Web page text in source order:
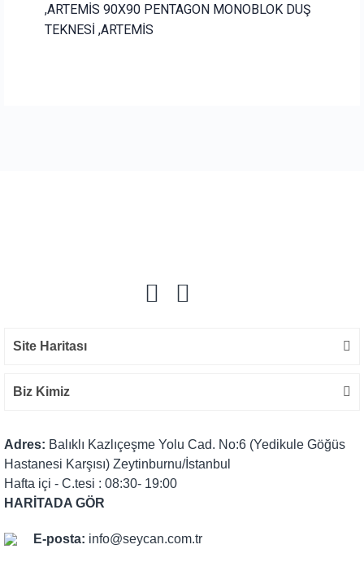
,ARTEMİS 90X90 PENTAGON MONOBLOK DUŞ
TEKNESİ ,ARTEMİS
Site Haritası
Biz Kimiz
Adres: Balıklı Kazlıçeşme Yolu Cad. No:6 (Yedikule Göğüs
Hastanesi Karşısı) Zeytinburnu/İstanbul
Hafta içi - C.tesi : 08:30- 19:00
HARİTADA GÖR
E-posta: info@seycan.com.tr